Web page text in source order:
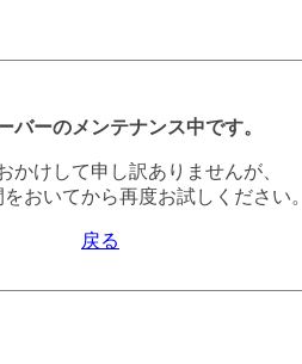
バーのメンテナンス中です。
かけして申し訳ありませんが、
おいてから再度お試しください。
戻る